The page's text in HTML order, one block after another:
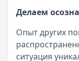
Делаем
Опыт других
ситуация